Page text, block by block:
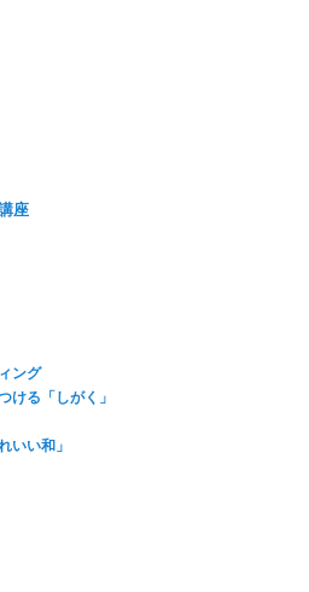
座
ング
ける「しがく」
いい和」